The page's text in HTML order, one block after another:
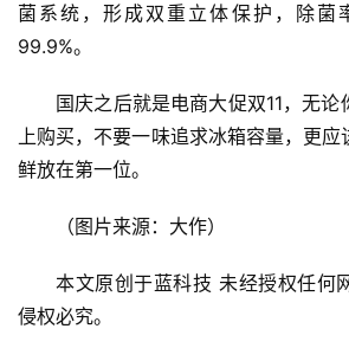
菌系统，形成双重立体保护，除菌
99.9%。
国庆之后就是电商大促双11，无
上购买，不要一味追求冰箱容量，更
鲜放在第一位。
（图片来源：大作）
本文原创于蓝科技 未经授权任何
侵权必究。